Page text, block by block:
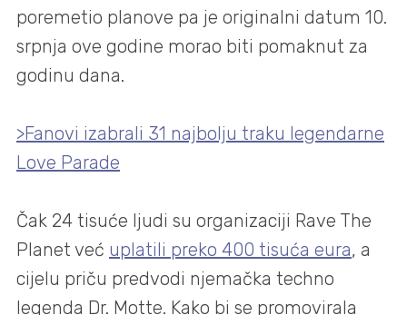
poremetio planove pa je originalni datum 10.
srpnja ove godine morao biti pomaknut za
godinu dana.
>Fanovi izabrali 31 najbolju traku legendarne
Love Parade
Čak 24 tisuće ljudi su organizaciji Rave The
Planet već uplatili preko 400 tisuća eura, a
cijelu priču predvodi njemačka techno
legenda Dr. Motte. Kako bi se promovirala